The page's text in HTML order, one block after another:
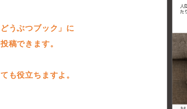
うぶつブック」に
稿できます。
も役立ちますよ。